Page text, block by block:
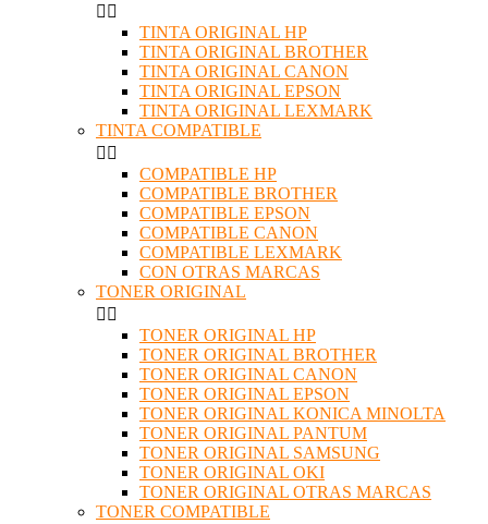
 
TINTA ORIGINAL HP
TINTA ORIGINAL BROTHER
TINTA ORIGINAL CANON
TINTA ORIGINAL EPSON
TINTA ORIGINAL LEXMARK
TINTA COMPATIBLE
 
COMPATIBLE HP
COMPATIBLE BROTHER
COMPATIBLE EPSON
COMPATIBLE CANON
COMPATIBLE LEXMARK
CON OTRAS MARCAS
TONER ORIGINAL
 
TONER ORIGINAL HP
TONER ORIGINAL BROTHER
TONER ORIGINAL CANON
TONER ORIGINAL EPSON
TONER ORIGINAL KONICA MINOLTA
TONER ORIGINAL PANTUM
TONER ORIGINAL SAMSUNG
TONER ORIGINAL OKI
TONER ORIGINAL OTRAS MARCAS
TONER COMPATIBLE